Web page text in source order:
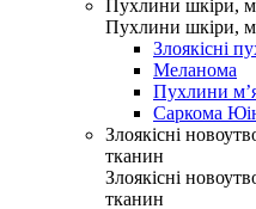
Пухлини шкіри,
Пухлини шкіри,
Злоякісні
Меланома
Пухлини
Саркома
Злоякісні
тканин
Злоякісні
тканин